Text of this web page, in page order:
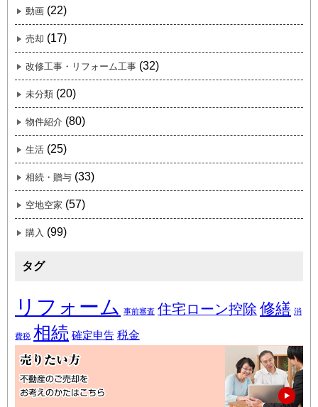
動画 (22)
売却 (17)
改修工事・リフォーム工事 (32)
未分類 (20)
物件紹介 (80)
生活 (25)
相続・贈与 (33)
空地空家 (57)
購入 (99)
タグ
リフォーム 事前審査 住宅ローン控除 修繕 消
費税 相続 確定申告 税金